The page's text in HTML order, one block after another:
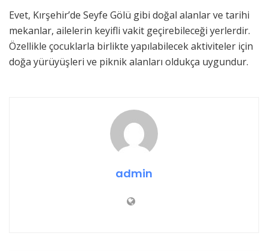
Evet, Kırşehir’de Seyfe Gölü gibi doğal alanlar ve tarihi
mekanlar, ailelerin keyifli vakit geçirebileceği yerlerdir.
Özellikle çocuklarla birlikte yapılabilecek aktiviteler için
doğa yürüyüşleri ve piknik alanları oldukça uygundur.
admin